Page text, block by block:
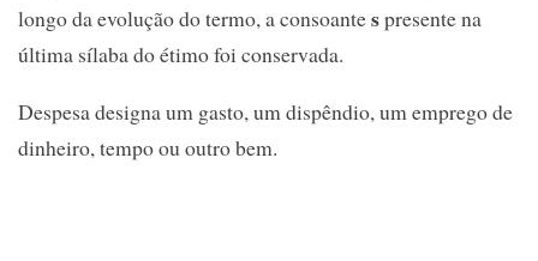
longo da evolução do termo, a consoantespresente na
última sílaba do étimo foi conservada.
Despesa designa um gasto, um dispêndio, um emprego de
dinheiro, tempo ou outro bem.